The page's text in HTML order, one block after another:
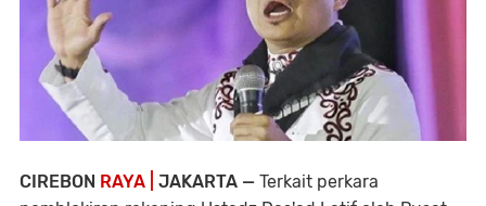
CIREBON RAYA | JAKARTA — Terkait perkara